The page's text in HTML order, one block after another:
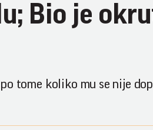
Bio je
tome koliko mu se nije